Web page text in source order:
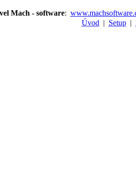
Mach - software:
Úvod | Setup|